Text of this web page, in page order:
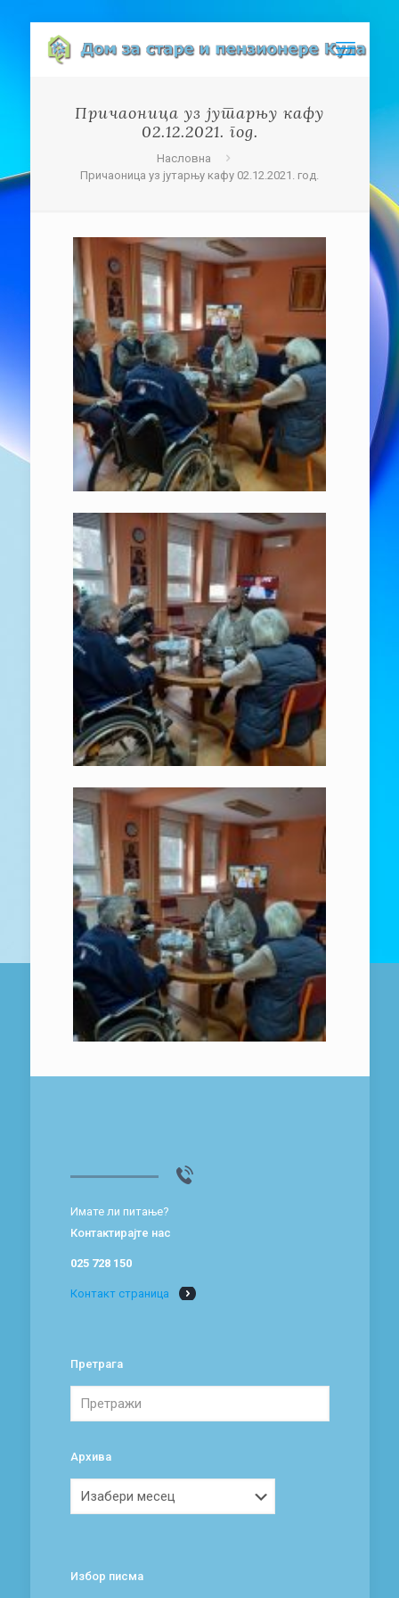
Причаоница уз јутарњу кафу
02.12.2021. год.
Насловна
Причаоница уз јутарњу кафу 02.12.2021. год.
Имате ли питање?
Контактирајте нас
025 728 150
Контакт страница
Претрага
Архива
Избор писма